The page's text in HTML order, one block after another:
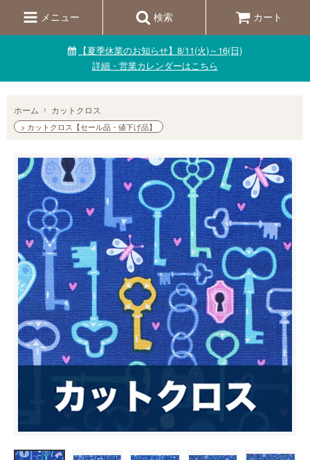
メニュー 検索 カート
【夏季休業のお知らせ】8/11(火)～16(日)
詳細・営業カレンダーはこちら
ホーム カットクロス
> カットクロス【セール品・値下げ品】